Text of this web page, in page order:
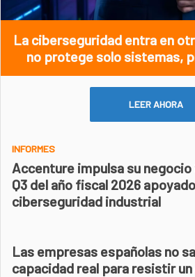
La ciberseguridad entra en
no protege solo sistemas,
LEER AHORA
INFORMES
Accenture impulsa su
Q3 del año fiscal 2026
ciberseguridad industrial
Las empresas españolas no
capacidad real para resistir